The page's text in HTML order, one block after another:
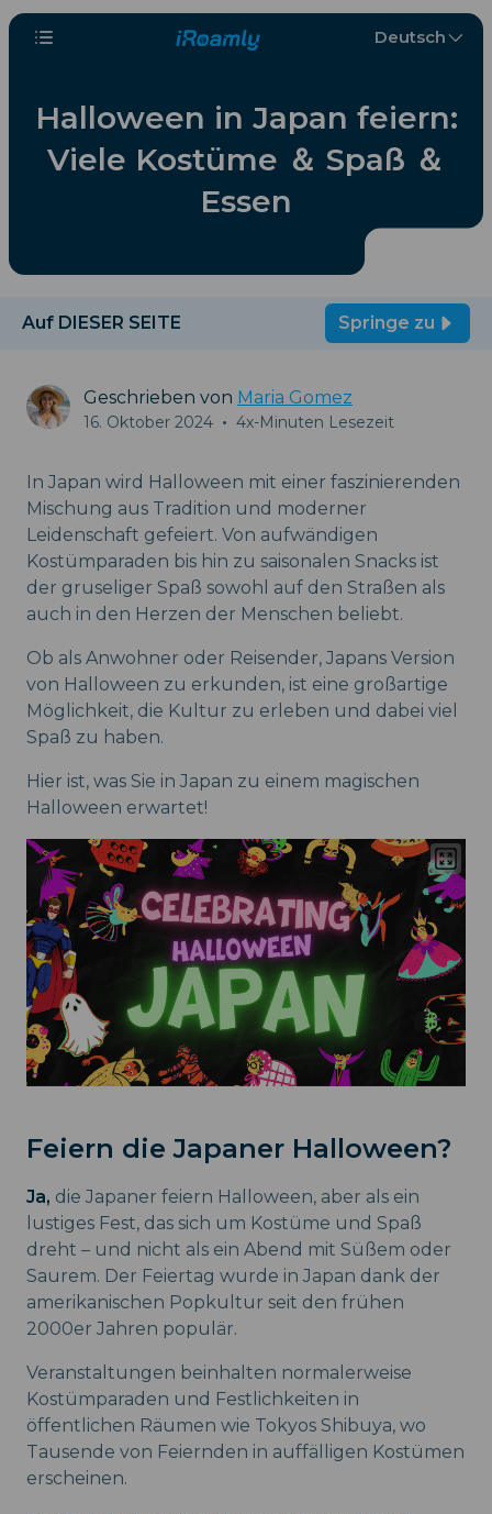
Deutsch
Halloween in Japan feiern:
Viele Kostüme ＆ Spaß ＆
Essen
Auf DIESER SEITE Springe zu
Geschrieben von Maria Gomez
16. Oktober 2024 • 4x-Minuten Lesezeit
In Japan wird Halloween mit einer faszinierenden
Mischung aus Tradition und moderner
Leidenschaft gefeiert. Von aufwändigen
Kostümparaden bis hin zu saisonalen Snacks ist
der gruseliger Spaß sowohl auf den Straßen als
auch in den Herzen der Menschen beliebt.
Ob als Anwohner oder Reisender, Japans Version
von Halloween zu erkunden, ist eine großartige
Möglichkeit, die Kultur zu erleben und dabei viel
Spaß zu haben.
Hier ist, was Sie in Japan zu einem magischen
Halloween erwartet!
Feiern die Japaner Halloween?
Ja, die Japaner feiern Halloween, aber als ein
lustiges Fest, das sich um Kostüme und Spaß
dreht – und nicht als ein Abend mit Süßem oder
Saurem. Der Feiertag wurde in Japan dank der
amerikanischen Popkultur seit den frühen
2000er Jahren populär.
Veranstaltungen beinhalten normalerweise
Kostümparaden und Festlichkeiten in
öffentlichen Räumen wie Tokyos Shibuya, wo
Tausende von Feiernden in auffälligen Kostümen
erscheinen.